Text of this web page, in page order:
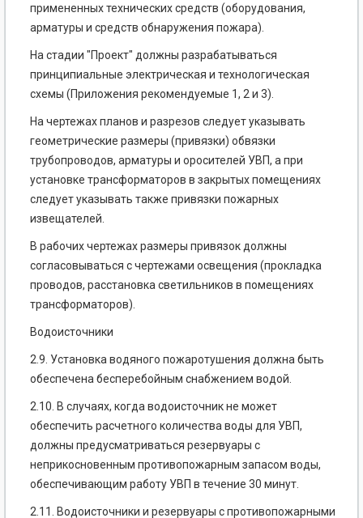
примененных технических средств (оборудования,
арматуры и средств обнаружения пожара).
На стадии "Проект" должны разрабатываться
принципиальные электрическая и технологическая
схемы (Приложения рекомендуемые 1, 2 и 3).
На чертежах планов и разрезов следует указывать
геометрические размеры (привязки) обвязки
трубопроводов, арматуры и оросителей УВП, а при
установке трансформаторов в закрытых помещениях
следует указывать также привязки пожарных
извещателей.
В рабочих чертежах размеры привязок должны
согласовываться с чертежами освещения (прокладка
проводов, расстановка светильников в помещениях
трансформаторов).
Водоисточники
2.9. Установка водяного пожаротушения должна быть
обеспечена бесперебойным снабжением водой.
2.10. В случаях, когда водоисточник не может
обеспечить расчетного количества воды для УВП,
должны предусматриваться резервуары с
неприкосновенным противопожарным запасом воды,
обеспечивающим работу УВП в течение 30 минут.
2.11. Водоисточники и резервуары с противопожарными